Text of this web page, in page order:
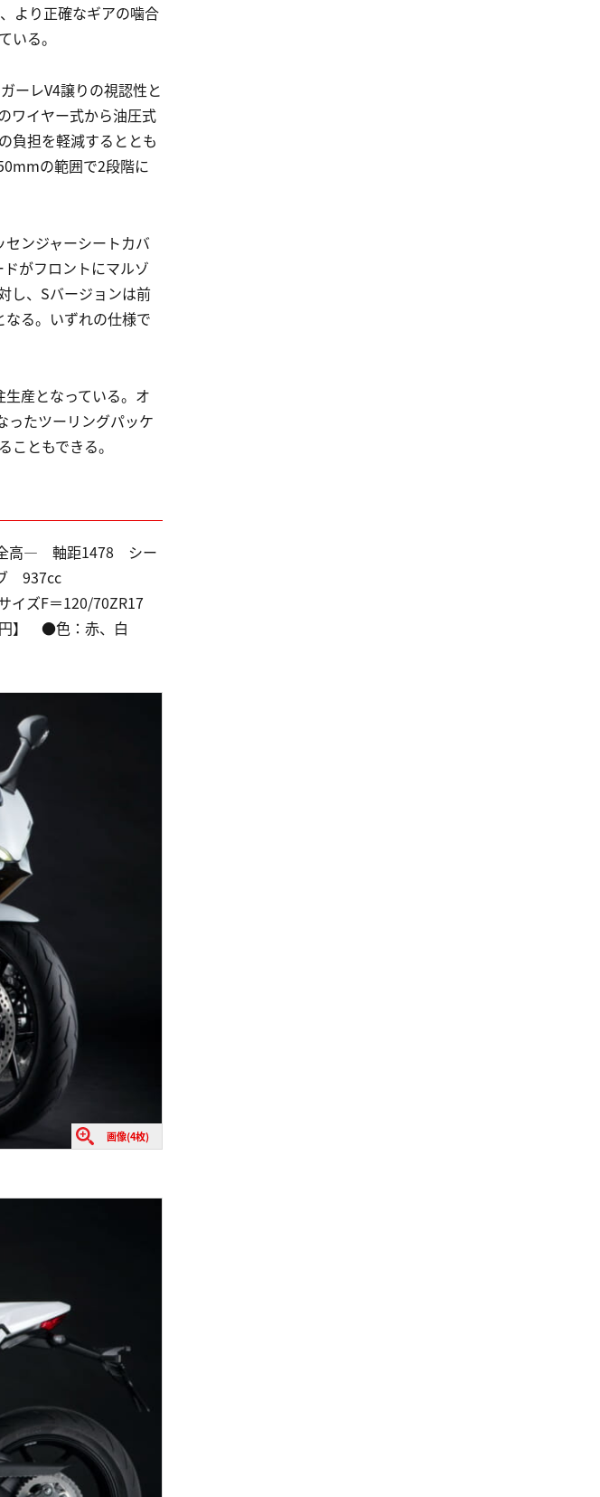
より正確なギアの噛合
る。
ーレV4譲りの視認性と
ワイヤー式から油圧式
負担を軽減するととも
の範囲で2段階に
ンジャーシートカバ
がフロントにマルゾ
し、Sバージョンは前
る。いずれの仕様で
産となっている。オ
ったツーリングパッケ
ともできる。
全高― 軸距1478 シー
ブ 937cc
ズF＝120/70ZR17
円】 ●色：赤、白
画像(4枚)